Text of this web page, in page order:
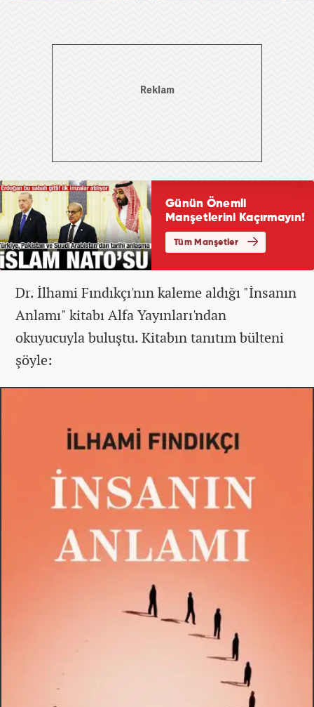
Dr. İlhami Fındıkçı'nın kaleme aldığı "İnsanın
Anlamı" kitabı Alfa Yayınları'ndan
okuyucuyla buluştu. Kitabın tanıtım bülteni
şöyle: